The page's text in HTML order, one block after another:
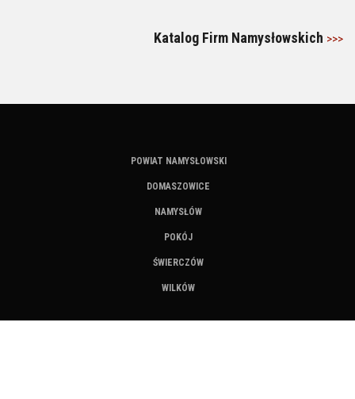
Katalog Firm Namysłowskich >>>
POWIAT NAMYSŁOWSKI
DOMASZOWICE
NAMYSŁÓW
POKÓJ
ŚWIERCZÓW
WILKÓW